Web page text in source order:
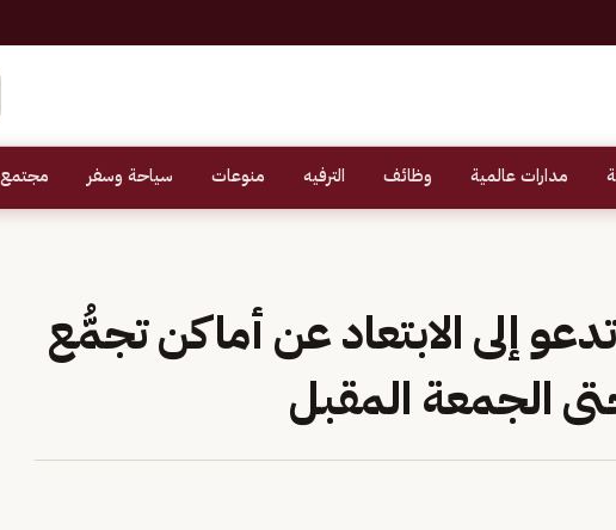
مدارات عالمية وظائف الترفيه منوعات سياحة وسفر مجتمع
إلى الابتعاد عن أماكن تجمُّع
الجمعة المقبل